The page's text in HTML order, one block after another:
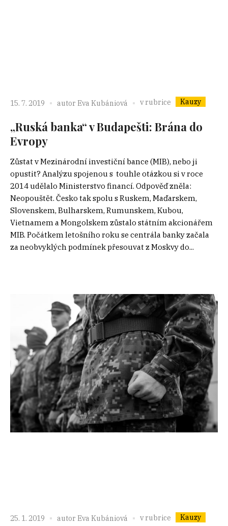
15. 7. 2019 autor Eva Kubániová v rubrice Kauzy
„Ruská banka“ v Budapešti: Brána do
Evropy
Zůstat v Mezinárodní investiční bance (MIB), nebo ji
opustit? Analýzu spojenou s touhle otázkou si v roce
2014 udělalo Ministerstvo financí. Odpověď zněla:
Neopouštět. Česko tak spolu s Ruskem, Maďarskem,
Slovenskem, Bulharskem, Rumunskem, Kubou,
Vietnamem a Mongolskem zůstalo státním akcionářem
MIB. Počátkem letošního roku se centrála banky začala
za neobvyklých podmínek přesouvat z Moskvy do...
25. 1. 2019 autor Eva Kubániová v rubrice Kauzy